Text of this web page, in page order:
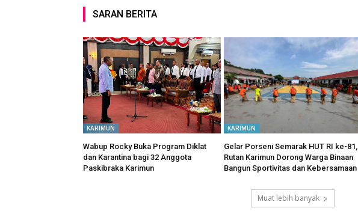
SARAN BERITA
KARIMUN
Wabup Rocky Buka Program Diklat
dan Karantina bagi 32 Anggota
Paskibraka Karimun
KARIMUN
Gelar Porseni Semarak HUT RI ke-81,
Rutan Karimun Dorong Warga Binaan
Bangun Sportivitas dan Kebersamaan
Muat lebih banyak